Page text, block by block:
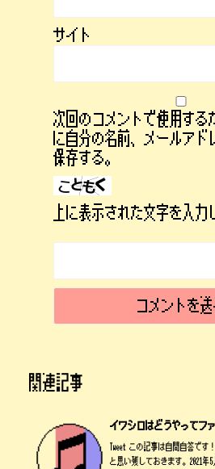
サイト
次回のコメントで使用する
に自分の名前、メールアド
保存する。
上に表示された文字を入力
関連記事
イワシロはどうやってフ
Tweet この記事は自問自答です
と思い残しておきます。2021